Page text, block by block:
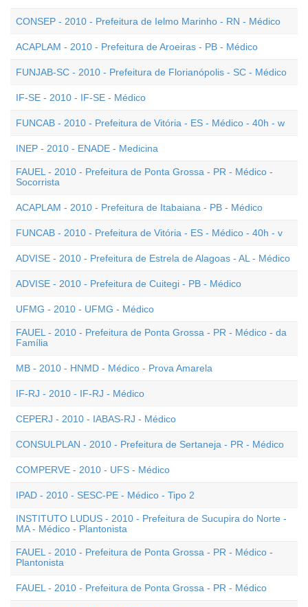
CONSEP - 2010 - Prefeitura de Ielmo Marinho - RN - Médico
ACAPLAM - 2010 - Prefeitura de Aroeiras - PB - Médico
FUNJAB-SC - 2010 - Prefeitura de Florianópolis - SC - Médico
IF-SE - 2010 - IF-SE - Médico
FUNCAB - 2010 - Prefeitura de Vitória - ES - Médico - 40h - w
INEP - 2010 - ENADE - Medicina
FAUEL - 2010 - Prefeitura de Ponta Grossa - PR - Médico -
Socorrista
ACAPLAM - 2010 - Prefeitura de Itabaiana - PB - Médico
FUNCAB - 2010 - Prefeitura de Vitória - ES - Médico - 40h - v
ADVISE - 2010 - Prefeitura de Estrela de Alagoas - AL - Médico
ADVISE - 2010 - Prefeitura de Cuitegi - PB - Médico
UFMG - 2010 - UFMG - Médico
FAUEL - 2010 - Prefeitura de Ponta Grossa - PR - Médico - da
Família
MB - 2010 - HNMD - Médico - Prova Amarela
IF-RJ - 2010 - IF-RJ - Médico
CEPERJ - 2010 - IABAS-RJ - Médico
CONSULPLAN - 2010 - Prefeitura de Sertaneja - PR - Médico
COMPERVE - 2010 - UFS - Médico
IPAD - 2010 - SESC-PE - Médico - Tipo 2
INSTITUTO LUDUS - 2010 - Prefeitura de Sucupira do Norte -
MA - Médico - Plantonista
FAUEL - 2010 - Prefeitura de Ponta Grossa - PR - Médico -
Plantonista
FAUEL - 2010 - Prefeitura de Ponta Grossa - PR - Médico